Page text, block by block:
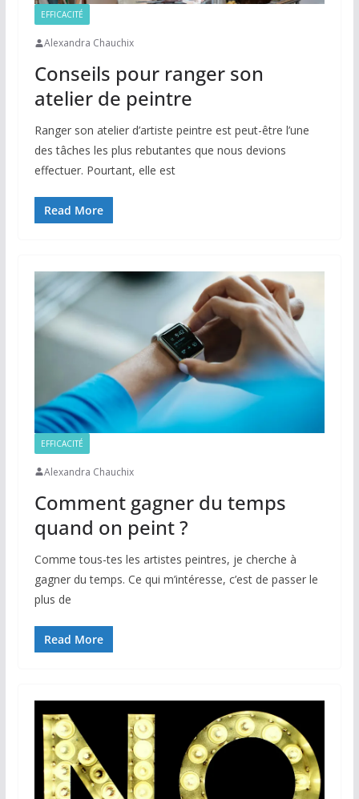
EFFICACITÉ
Alexandra Chauchix
Conseils pour ranger son
atelier de peintre
Ranger son atelier d’artiste peintre est peut-être l’une
des tâches les plus rebutantes que nous devions
effectuer. Pourtant, elle est
Read More
EFFICACITÉ
Alexandra Chauchix
Comment gagner du temps
quand on peint ?
Comme tous-tes les artistes peintres, je cherche à
gagner du temps. Ce qui m’intéresse, c’est de passer le
plus de
Read More